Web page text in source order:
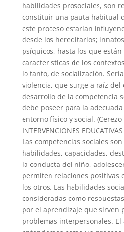
habilidades prosociales, son
constituir una pauta habitual
este proceso estarían
desde los hereditarios;
psíquicos, hasta los que
características de los
lo tanto, de socialización.
violencia, que surge a raíz del
desarrollo de la competencia
debe poseer para la
entorno físico y social. (Cerezo
INTERVENCIONES EDUCATIVAS
Las competencias sociales
habilidades, capacidades,
la conducta del niño,
permiten relaciones positivas
los otros. Las habilidades
consideradas como
por el aprendizaje que sirven
problemas interpersonales. El